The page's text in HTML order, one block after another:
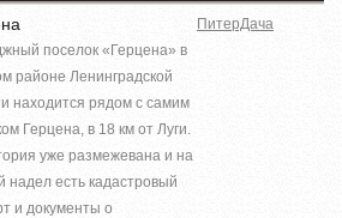
поселок «Герцена» в
районе Ленинградской
находится рядом с самим
Герцена, в 18 км от Луги.
уже размежевана и на
надел есть кадастровый
и документы о
ПитерДача